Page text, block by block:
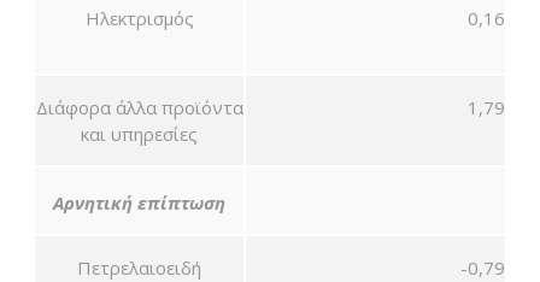
Ηλεκτρισμός 0,16
Διάφορα άλλα προϊόντα
και υπηρεσίες
1,79
Αρνητική επίπτωση
Πετρελαιοειδή -0,79